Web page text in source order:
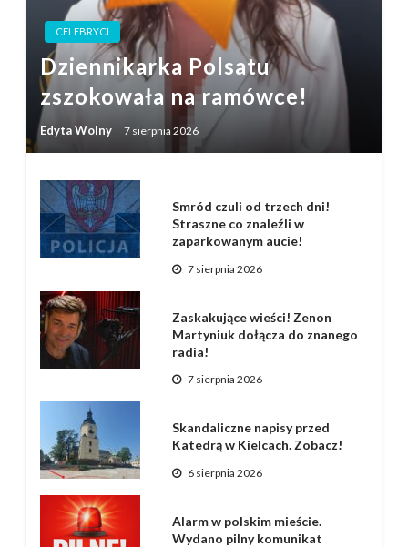
CELEBRYCI
Dziennikarka Polsatu
zszokowała na ramówce!
Edyta Wolny 7 sierpnia 2026
Smród czuli od trzech dni!
Straszne co znaleźli w
zaparkowanym aucie!
7 sierpnia 2026
Zaskakujące wieści! Zenon
Martyniuk dołącza do znanego
radia!
7 sierpnia 2026
Skandaliczne napisy przed
Katedrą w Kielcach. Zobacz!
6 sierpnia 2026
Alarm w polskim mieście.
Wydano pilny komunikat